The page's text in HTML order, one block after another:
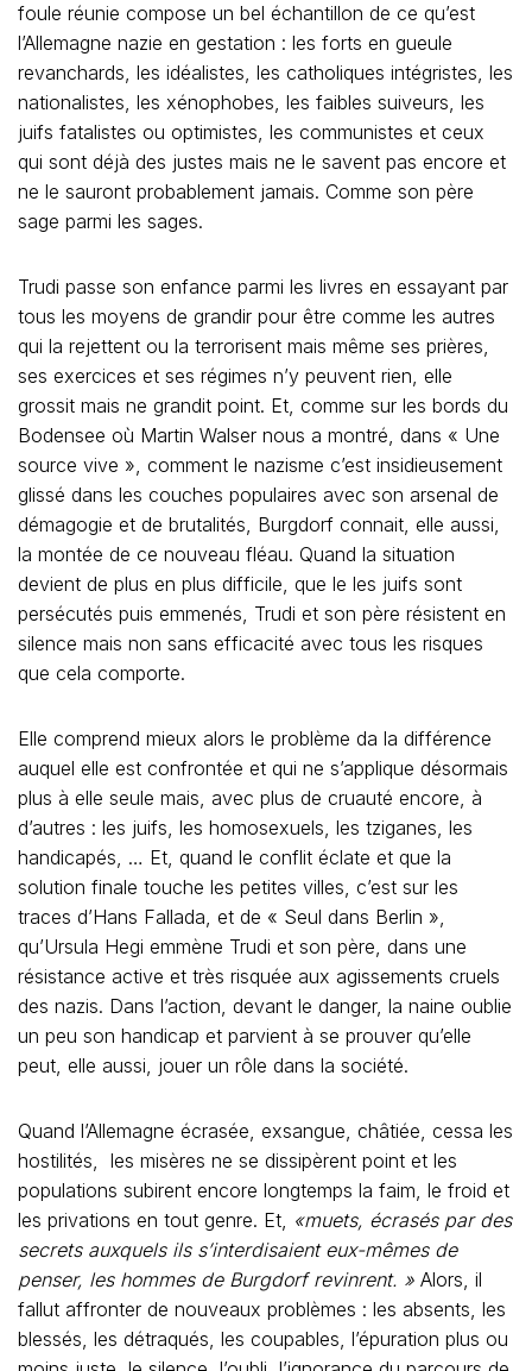
foule réunie compose un bel échantillon de ce qu’est
l’Allemagne nazie en gestation : les forts en gueule
revanchards, les idéalistes, les catholiques intégristes, les
nationalistes, les xénophobes, les faibles suiveurs, les
juifs fatalistes ou optimistes, les communistes et ceux
qui sont déjà des justes mais ne le savent pas encore et
ne le sauront probablement jamais. Comme son père
sage parmi les sages.
Trudi passe son enfance parmi les livres en essayant par
tous les moyens de grandir pour être comme les autres
qui la rejettent ou la terrorisent mais même ses prières,
ses exercices et ses régimes n’y peuvent rien, elle
grossit mais ne grandit point. Et, comme sur les bords du
Bodensee où Martin Walser nous a montré, dans « Une
source vive », comment le nazisme c’est insidieusement
glissé dans les couches populaires avec son arsenal de
démagogie et de brutalités, Burgdorf connait, elle aussi,
la montée de ce nouveau fléau. Quand la situation
devient de plus en plus difficile, que le les juifs sont
persécutés puis emmenés, Trudi et son père résistent en
silence mais non sans efficacité avec tous les risques
que cela comporte.
Elle comprend mieux alors le problème da la différence
auquel elle est confrontée et qui ne s’applique désormais
plus à elle seule mais, avec plus de cruauté encore, à
d’autres : les juifs, les homosexuels, les tziganes, les
handicapés, … Et, quand le conflit éclate et que la
solution finale touche les petites villes, c’est sur les
traces d’Hans Fallada, et de « Seul dans Berlin »,
qu’Ursula Hegi emmène Trudi et son père, dans une
résistance active et très risquée aux agissements cruels
des nazis. Dans l’action, devant le danger, la naine oublie
un peu son handicap et parvient à se prouver qu’elle
peut, elle aussi, jouer un rôle dans la société.
Quand l’Allemagne écrasée, exsangue, châtiée, cessa les
hostilités, les misères ne se dissipèrent point et les
populations subirent encore longtemps la faim, le froid et
les privations en tout genre. Et, «muets, écrasés par des
secrets auxquels ils s’interdisaient eux-mêmes de
penser, les hommes de Burgdorf revinrent. » Alors, il
fallut affronter de nouveaux problèmes : les absents, les
blessés, les détraqués, les coupables, l’épuration plus ou